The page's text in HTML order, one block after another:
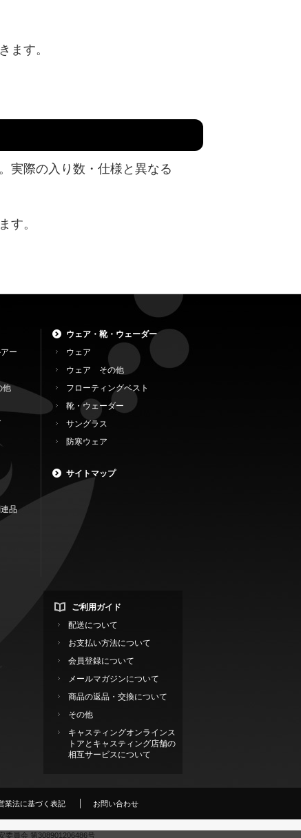
ます。
実際の入り数・仕様と異なる
す。
ー
他
品
ウェア・靴・ウェーダー
ウェア
ウェア その他
フローティングベスト
靴・ウェーダー
サングラス
防寒ウェア
サイトマップ
ご利用ガイド
配送について
お支払い方法について
会員登録について
メールマガジンについて
商品の返品・交換について
その他
キャスティングオンラインス
トアとキャスティング店舗の
相互サービスについて
業法に基づく表記 お問い合わせ
員会 第308901206486号